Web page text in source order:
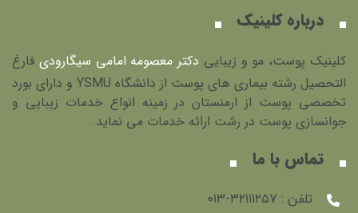
درباره کلینیک
کلینیک پوست، مو و زیبایی دکتر معصومه امامی سیگارودی فارغ
التحصیل رشته بیماری های پوست از دانشگاه YSMU و دارای بورد
تخصصی پوست از ارمنستان در زمینه انواع خدمات زیبایی و
جوانسازی پوست در رشت ارائه خدمات می نماید.
تماس با ما
تلفن : ۳۲۱۱۱۲۵۷-۰۱۳